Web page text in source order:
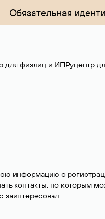
Обязательная
для физлиц и ИПРуцентр
информацию о
контакты, по которым
заинтересовал.